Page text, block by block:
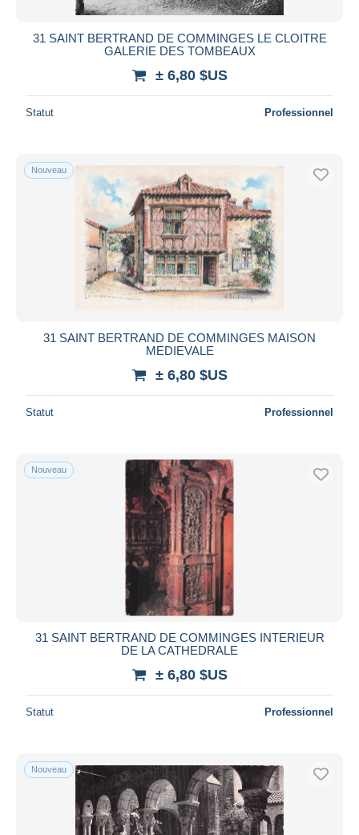
31 SAINT BERTRAND DE COMMINGES LE CLOITRE
GALERIE DES TOMBEAUX
± 6,80 $US
Statut Professionnel
Nouveau
31 SAINT BERTRAND DE COMMINGES MAISON
MEDIEVALE
± 6,80 $US
Statut Professionnel
Nouveau
31 SAINT BERTRAND DE COMMINGES INTERIEUR
DE LA CATHEDRALE
± 6,80 $US
Statut Professionnel
Nouveau